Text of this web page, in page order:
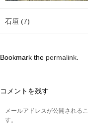
石垣 (7)
Bookmark the permalink
コメントを残す
メールアドレスが公開される
す。